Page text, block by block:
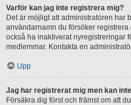
Varför kan jag inte registrera mig?
Det är möjligt att administratören har
användarnamn du försöker
också ha inaktiverat nyregistreringar
medlemmar. Kontakta en
Upp
Jag har registrerat mig men kan
Försäkra dig först och främst om att